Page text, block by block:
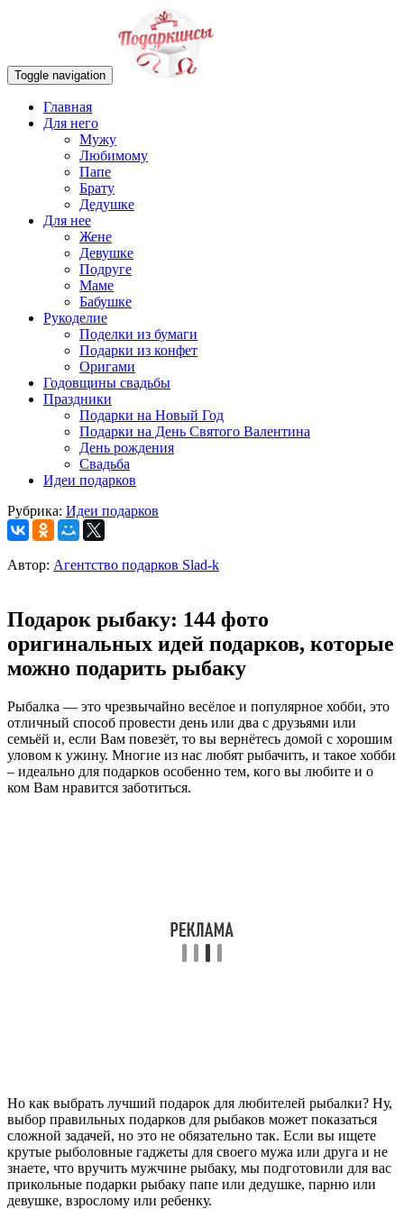
Toggle navigation
Главная
Для него
Мужу
Любимому
Папе
Брату
Дедушке
Для нее
Жене
Девушке
Подруге
Маме
Бабушке
Рукоделие
Поделки из бумаги
Подарки из конфет
Оригами
Годовщины свадьбы
Праздники
Подарки на Новый Год
Подарки на День Святого Валентина
День рождения
Свадьба
Идеи подарков
Рубрика: Идеи подарков
Автор: Агентство подарков Slad-k
Подарок рыбаку: 144 фото
оригинальных идей подарков, которые
можно подарить рыбаку
Рыбалка — это чрезвычайно весёлое и популярное хобби, это
отличный способ провести день или два с друзьями или
семьёй и, если Вам повезёт, то вы вернётесь домой с хорошим
уловом к ужину. Многие из нас любят рыбачить, и такое хобби
– идеально для подарков особенно тем, кого вы любите и о
ком Вам нравится заботиться.
Но как выбрать лучший подарок для любителей рыбалки? Ну,
выбор правильных подарков для рыбаков может показаться
сложной задачей, но это не обязательно так. Если вы ищете
крутые рыболовные гаджеты для своего мужа или друга и не
знаете, что вручить мужчине рыбаку, мы подготовили для вас
прикольные подарки рыбаку папе или дедушке, парню или
девушке, взрослому или ребенку.